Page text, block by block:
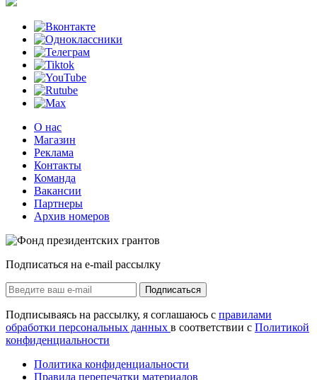
О нас
Магазин
Реклама
Контакты
Команда
Вакансии
Партнеры
Архив номеров
Подписаться на e-mail рассылку
Подписаться
Подписываясь на рассылку, я соглашаюсь с правилами
обработки персональных данных в соответствии с Политикой
конфиденциальности
Политика конфиденциальности
Правила перепечатки материалов